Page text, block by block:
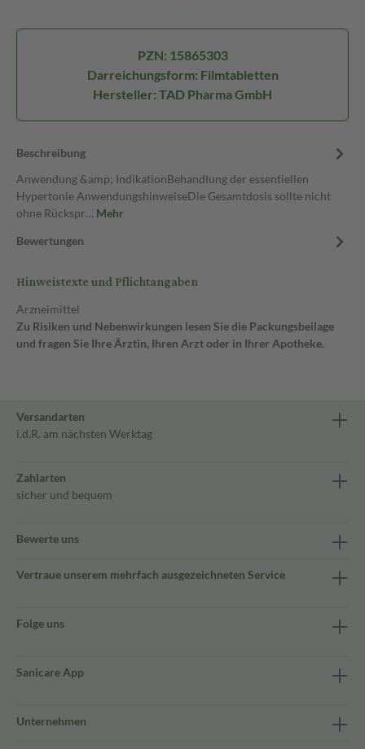
PZN: 15865303
Darreichungsform: Filmtabletten
Hersteller: TAD Pharma GmbH
Beschreibung
Anwendung &amp; IndikationBehandlung der essentiellen
Hypertonie AnwendungshinweiseDie Gesamtdosis sollte nicht
ohne Rückspr… Mehr
Bewertungen
Hinweistexte und Pflichtangaben
Arzneimittel
Zu Risiken und Nebenwirkungen lesen Sie die Packungsbeilage
und fragen Sie Ihre Ärztin, Ihren Arzt oder in Ihrer Apotheke.
Versandarten
i.d.R. am nächsten Werktag
Zahlarten
sicher und bequem
Bewerte uns
Vertraue unserem mehrfach ausgezeichneten Service
Folge uns
Sanicare App
Unternehmen